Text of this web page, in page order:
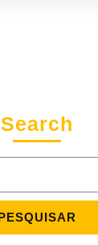
Search